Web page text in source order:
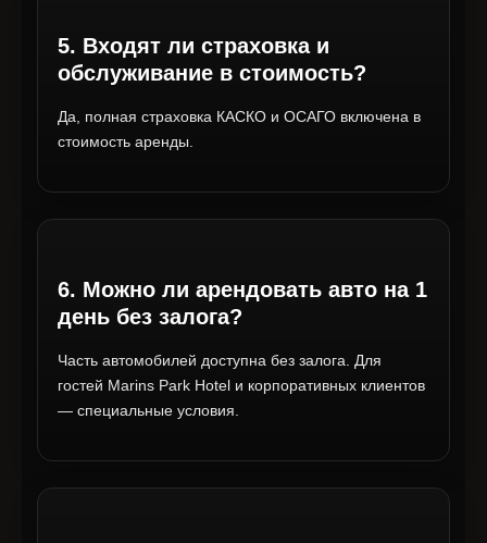
5. Входят ли страховка и
обслуживание в стоимость?
Да, полная страховка КАСКО и ОСАГО включена в
стоимость аренды.
6. Можно ли арендовать авто на 1
день без залога?
Часть автомобилей доступна без залога. Для
гостей Marins Park Hotel и корпоративных клиентов
— специальные условия.